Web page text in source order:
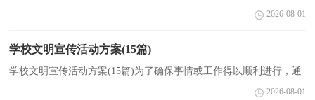
工作又进入新的阶段，为了在工作中有更好的成长，让我们一起来学
2026-08-01
学校文明宣传活动方案(15篇)
学校文明宣传活动方案(15篇)为了确保事情或工作得以顺利进行，通
常会被要求事先制定方案，方案是在案前得出的方法计划。那么什么
2026-08-01